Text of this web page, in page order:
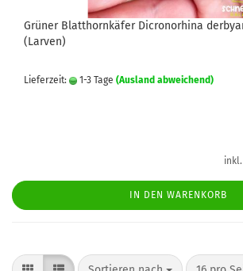
Grüner Blatthornkäfer Dicronorhina
(Larven)
Lieferzeit: 1-3 Tage (Ausland abweichend)
inkl.
IN DEN WARENKORB